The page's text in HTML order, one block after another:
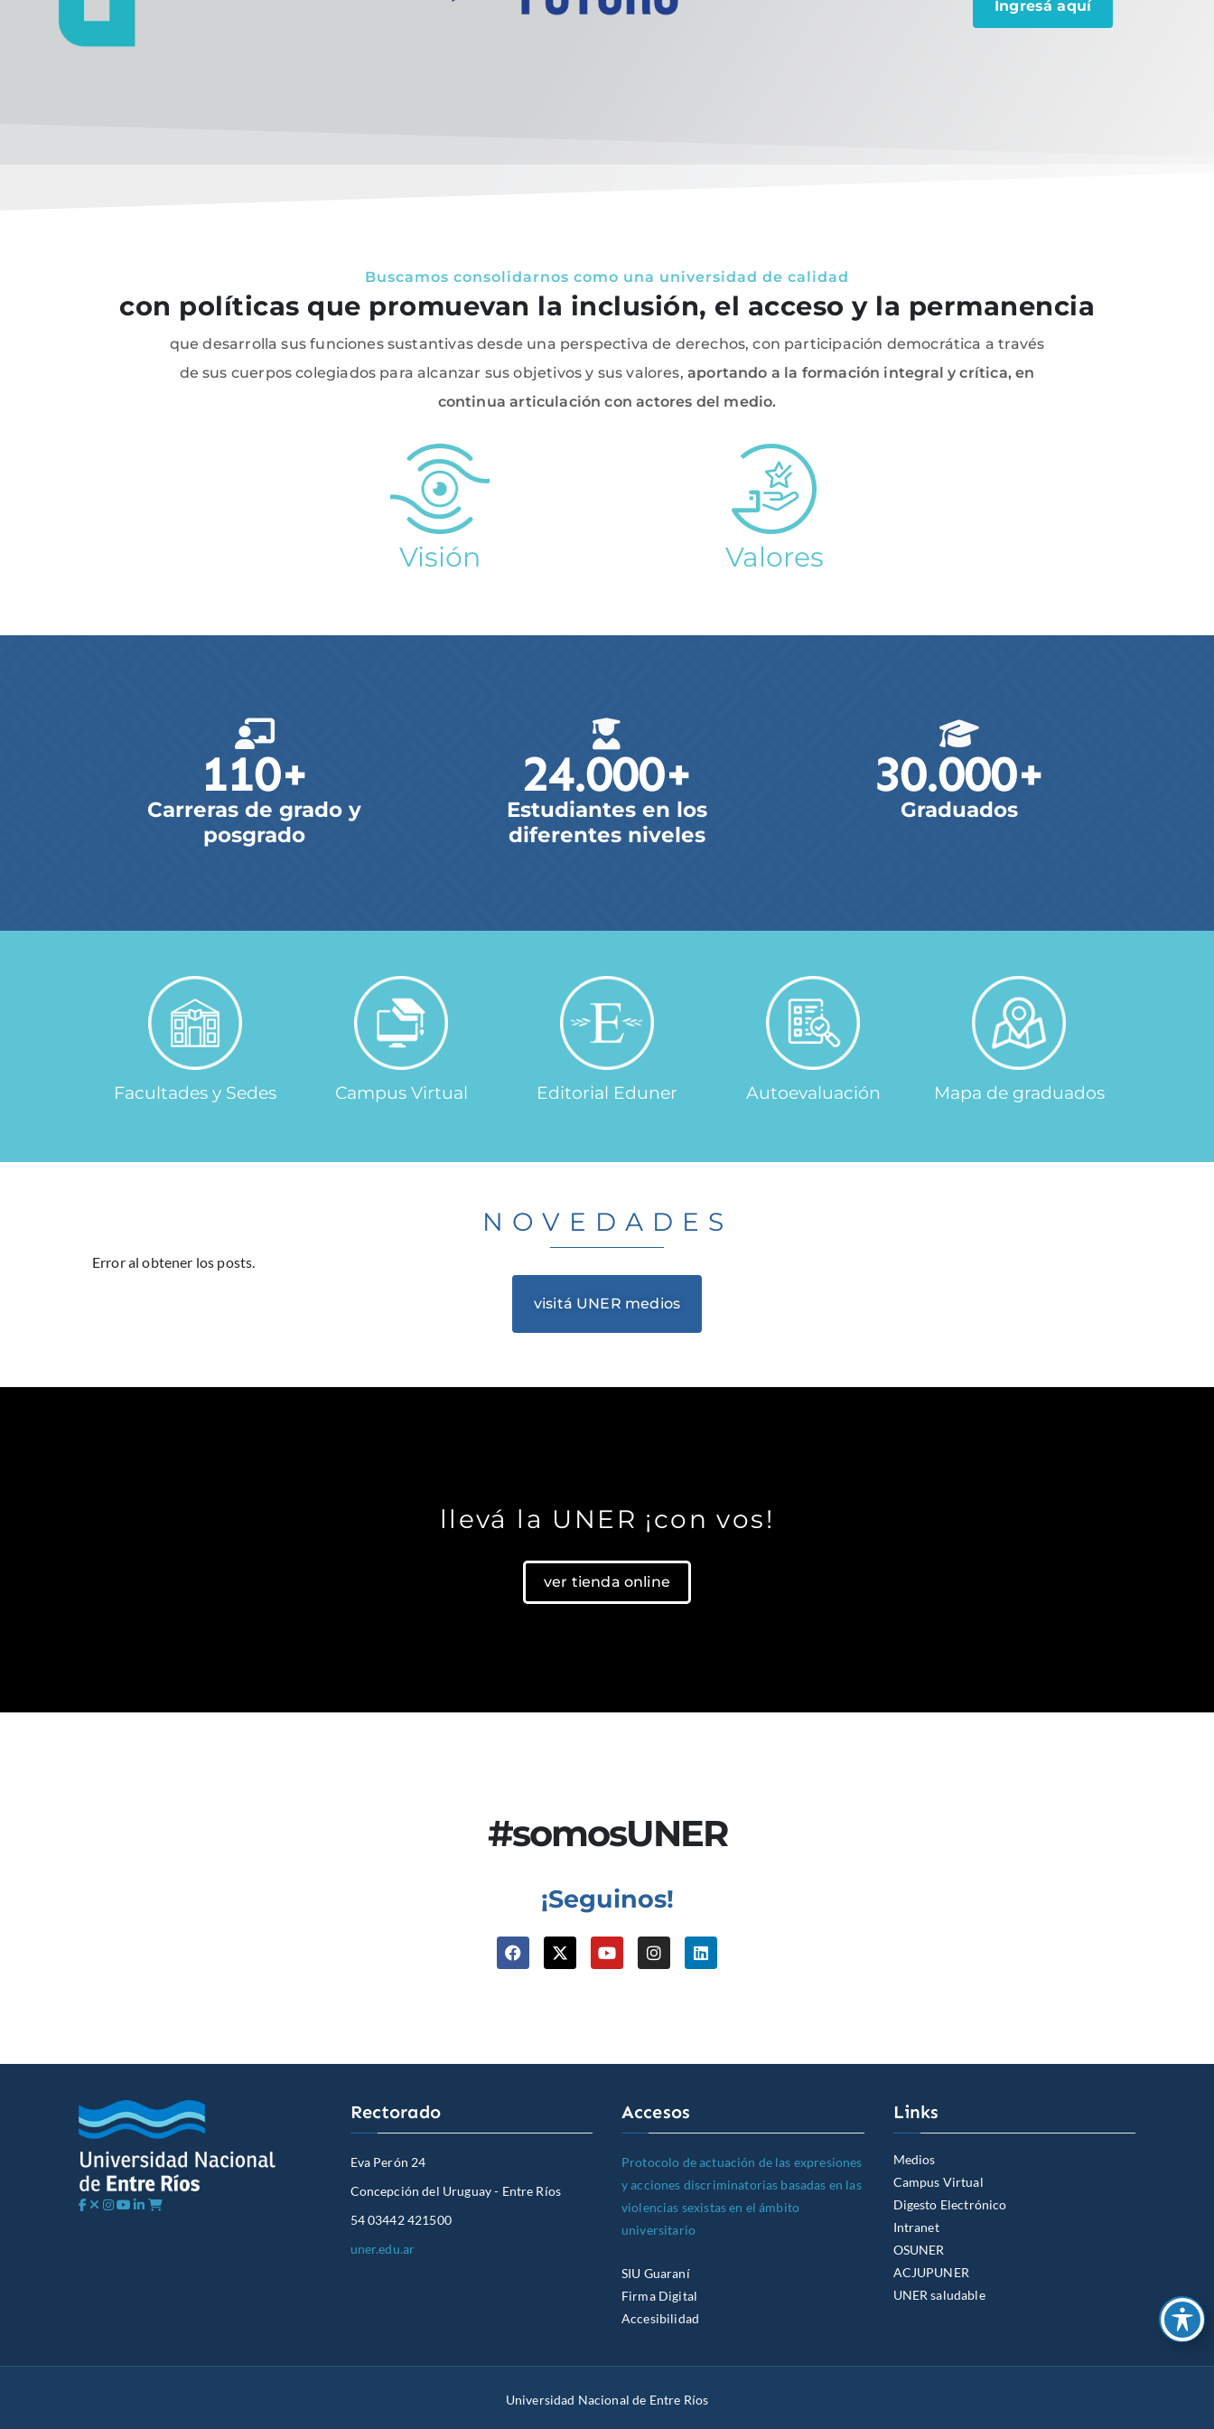
Ingresá aquí
Buscamos consolidarnos como una universidad de calidad
con políticas que promuevan la inclusión, el acceso y la permanencia
que desarrolla sus funciones sustantivas desde una perspectiva de derechos, con participación democrática a través
de sus cuerpos colegiados para alcanzar sus objetivos y sus valores, aportando a la formación integral y crítica, en
continua articulación con actores del medio.
Visión Valores
110+
Carreras de grado y
posgrado
24.000+
Estudiantes en los
diferentes niveles
30.000+
Graduados
Facultades y Sedes Campus Virtual Editorial Eduner Autoevaluación Mapa de graduados
NOVEDADES
Error al obtener los posts.
visitá UNER medios
llevá la UNER ¡con vos!
ver tienda online
#somosUNER
¡Seguinos!
Rectorado
Eva Perón 24
Concepción del Uruguay - Entre Ríos
54 03442 421500
uner.edu.ar
Accesos
Protocolo de actuación de las expresiones
y acciones discriminatorias basadas en las
violencias sexistas en el ámbito
universitario
SIU Guaraní
Firma Digital
Accesibilidad
Links
Medios
Campus Virtual
Digesto Electrónico
Intranet
OSUNER
ACJUPUNER
UNER saludable
Universidad Nacional de Entre Ríos